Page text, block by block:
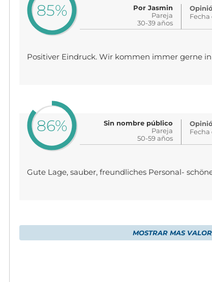
85%
Por Jasmin
Pareja
30-39 años
Fecha
Positiver Eindruck. Wir kommen immer gerne in
86%
Sin nombre público
Pareja
50-59 años
Fecha
Gute Lage, sauber, freundliches Personal-
MOSTRAR MAS